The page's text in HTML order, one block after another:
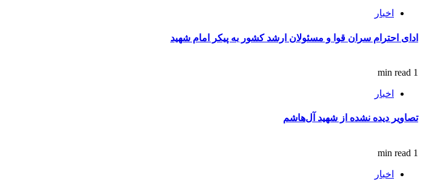
اخبار
ادای احترام سران قوا و مسئولان ارشد کشور به پیکر امام شهید
1 min read
اخبار
تصاویر دیده نشده از شهید آل‌هاشم
1 min read
اخبار